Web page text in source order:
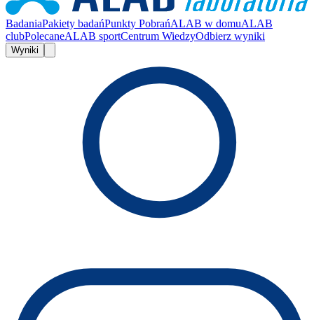
BadaniaPakiety badańPunkty PobrańALAB w domuALAB
clubPolecaneALAB sportCentrum WiedzyOdbierz wyniki
Wyniki